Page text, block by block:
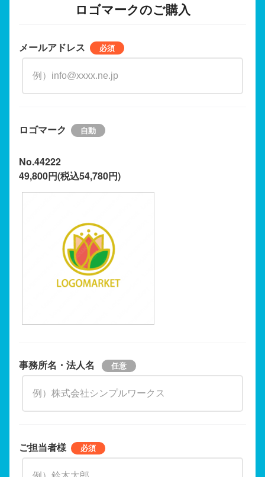
ロゴマークのご購入
メールアドレス
ロゴマーク
No.44222
49,800円(税込54,780円)
事務所名・法人名
ご担当者様